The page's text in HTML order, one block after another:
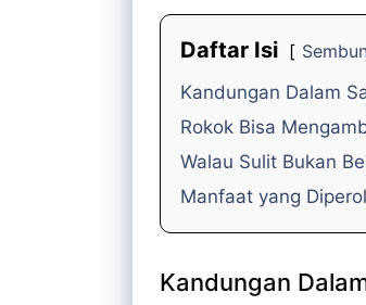
Daftar Isi
Kandungan Dalam
Rokok Bisa
Walau Sulit Bukan
Manfaat yang
Kandungan